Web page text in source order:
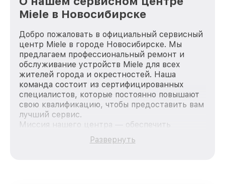
Miele в Новосибирске
Добро пожаловать в официальный сервисный
центр Miele в городе Новосибирске. Мы
предлагаем профессиональный ремонт и
обслуживание устройств Miele для всех
жителей города и окрестностей. Наша
команда состоит из сертифицированных
специалистов, которые постоянно повышают
свою квалификацию, чтобы предоставить вам
лучший сервис.
Миссия нашего центра — обеспечить
качественный и доступный ремонт для
каждого пользователя продукции Miele, вне
Развернуть